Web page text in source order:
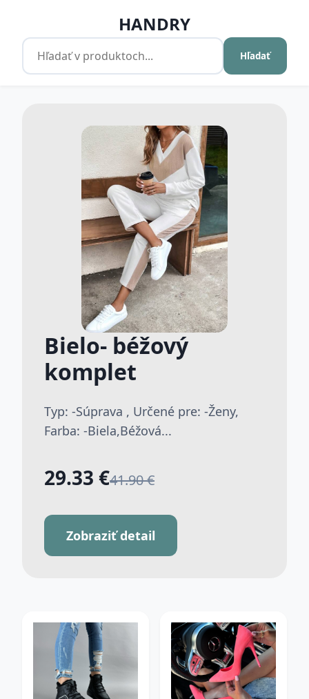
HANDRY
Hľadať
Bielo- béžový
komplet
Typ: -Súprava , Určené pre: -Ženy,
Farba: -Biela,Béžová...
29.33 €41.90 €
Zobraziť detail